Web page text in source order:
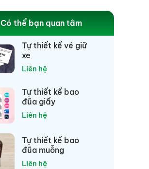
Có thể bạn quan tâm
Tự thiết kế vé giữ
xe
Liên hệ
Tự thiết kế bao
đũa giấy
Liên hệ
Tự thiết kế bao
đũa muỗng
Liên hệ